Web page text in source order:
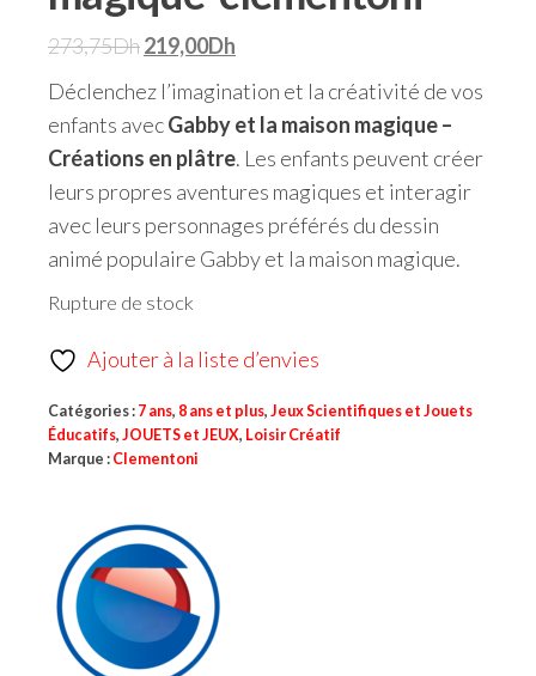
273,75Dh219,00Dh
Déclenchez l’imagination et la créativité de vos
enfants avecGabby et la maison magique –
Créations en plâtre. Les enfants peuvent créer
leurs propres aventures magiques et interagir
avec leurs personnages préférés du dessin
animé populaire Gabby et la maison magique.
Rupture de stock
Ajouter à la liste d’envies
Catégories : 7 ans, 8 ans et plus, Jeux Scientifiques et Jouets
Éducatifs, JOUETS et JEUX, Loisir Créatif
Marque : Clementoni